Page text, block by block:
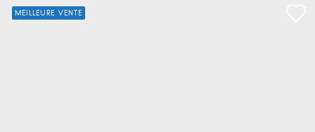
MEILLEURE VENTE